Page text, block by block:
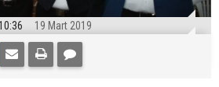
19 Mart 2019